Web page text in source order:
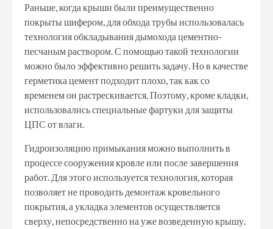
Раньше, когда крыши были преимущественно
покрыты шифером, для обхода трубы использовалась
технология обкладывания дымохода цементно-
песчаным раствором. С помощью такой технологии
можно было эффективно решить задачу. Но в качестве
герметика цемент подходит плохо, так как со
временем он растрескивается. Поэтому, кроме кладки,
использовались специальные фартуки для защиты
ЦПС от влаги.
Гидроизоляцию примыкания можно выполнить в
процессе сооружения кровле или после завершения
работ. Для этого используется технология, которая
позволяет не проводить демонтаж кровельного
покрытия, а укладка элементов осуществляется
сверху, непосредственно на уже возведенную крышу.